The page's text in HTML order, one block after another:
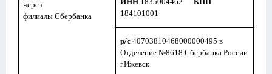
через
филиалы Сбербанка
184101001
р/с 40703810468000000495 в
Отделение №8618 Сбербанка России
г.Ижевск